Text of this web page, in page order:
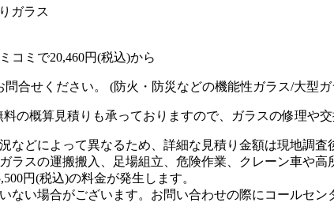
ガラス
合せください。 (防火・防災などの機能性ガラス/大型
料の概算見積りも承っておりますので、ガラスの修理や
などによって異なるため、 詳細な見積り金額は現地調査
ラスの運搬搬入、足場組立、危険作業、クレーン車や
円(税込)の料金が発生します。
ない場合がございます。お問い合わせの際にコールセン